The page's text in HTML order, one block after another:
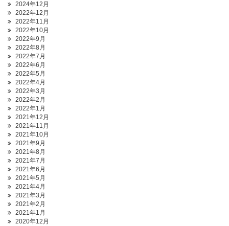
2024年12月
2022年12月
2022年11月
2022年10月
2022年9月
2022年8月
2022年7月
2022年6月
2022年5月
2022年4月
2022年3月
2022年2月
2022年1月
2021年12月
2021年11月
2021年10月
2021年9月
2021年8月
2021年7月
2021年6月
2021年5月
2021年4月
2021年3月
2021年2月
2021年1月
2020年12月